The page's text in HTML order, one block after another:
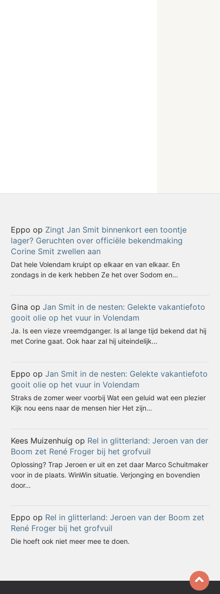
Eppo op Zingt Jan Smit binnenkort een toontje
lager? Geruchten over officiële bekendmaking
Corine Smit zwellen aan
Dat hele Volendam kruipt op elkaar en van elkaar. En
zondags in de kerk hebben Ze het over Sodom en…
Gina opJan Smit in de nesten: Gelekte vakantiefoto
gooit olie op het vuur in Volendam
Ja. Is een vieze vreemdganger. Is al lange tijd bekend dat hij
met Corine gaat. Ook haar zal hij uiteindelijk…
Eppo opJan Smit in de nesten: Gelekte vakantiefoto
gooit olie op het vuur in Volendam
Straks de zomer weer voorbij Wat een geluid wat een plezier
Kijk nou eens naar de mensen hier Het zijn…
Kees Muizenhuig op Rel in glitterland: Jeroen van der
Boom zet René Froger bij het grofvuil
Oplossing? Trap Jeroen er uit en zet daar Marco Schuitmaker
voor in de plaats. WinWin situatie. Verjonging en bovendien
door…
Eppo op Rel in glitterland: Jeroen van der Boom zet
René Froger bij het grofvuil
Die hoeft ook niet meer mee te doen.